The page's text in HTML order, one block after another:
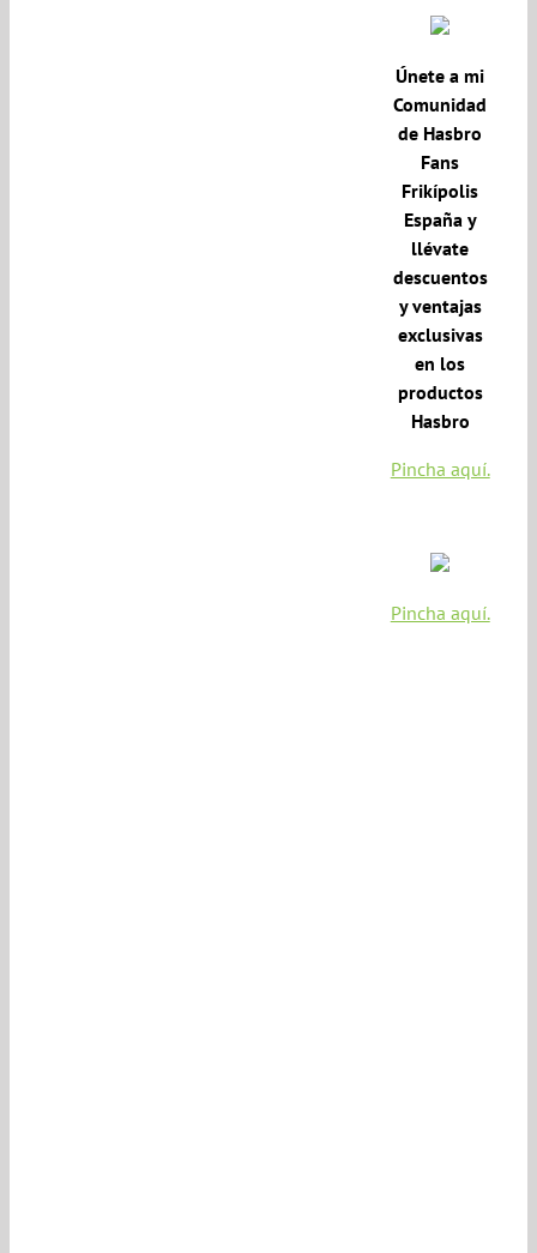
Únete a mi
Comunidad
de Hasbro
Fans
Frikípolis
España y
llévate
descuentos
y ventajas
exclusivas
en los
productos
Hasbro
Pincha aquí.
Pincha aquí.